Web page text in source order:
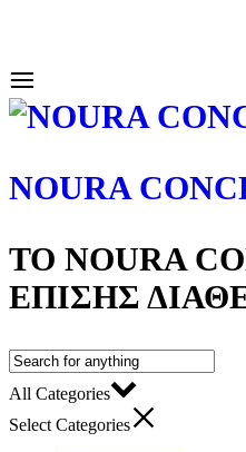
NOURA
ΤΟ NOURA
ΕΠΊΣΗΣ
All Categories
Select Categories